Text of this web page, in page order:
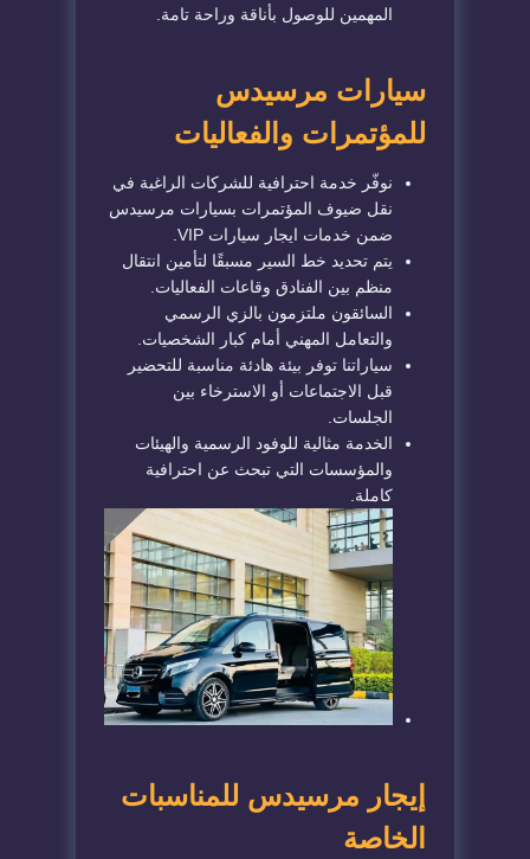
المهمين للوصول بأناقة وراحة تامة.
سيارات مرسيدس
للمؤتمرات والفعاليات
نوفّر خدمة احترافية للشركات الراغبة في
نقل ضيوف المؤتمرات بسيارات مرسيدس
ضمن خدمات ايجار سيارات VIP.
يتم تحديد خط السير مسبقًا لتأمين انتقال
منظم بين الفنادق وقاعات الفعاليات.
السائقون ملتزمون بالزي الرسمي
والتعامل المهني أمام كبار الشخصيات.
سياراتنا توفر بيئة هادئة مناسبة للتحضير
قبل الاجتماعات أو الاسترخاء بين
الجلسات.
الخدمة مثالية للوفود الرسمية والهيئات
والمؤسسات التي تبحث عن احترافية
كاملة.
إيجار مرسيدس للمناسبات
الخاصة